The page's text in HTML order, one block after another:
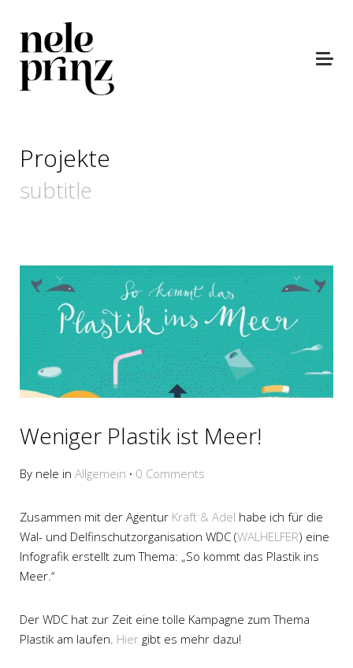
Projekte
subtitle
Weniger Plastik ist Meer!
By nele in Allgemein · 0 Comments
Zusammen mit der Agentur Kraft & Adel habe ich für die
Wal- und Delfinschutzorganisation WDC (WALHELFER) eine
Infografik erstellt zum Thema: „So kommt das Plastik ins
Meer.“
Der WDC hat zur Zeit eine tolle Kampagne zum Thema
Plastik am laufen. Hier gibt es mehr dazu!